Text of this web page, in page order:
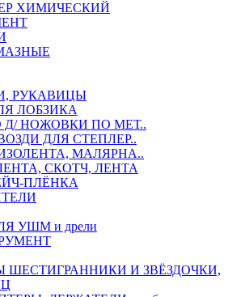
ХИМИЧЕСКИЙ
РУКАВИЦЫ
ЛОБЗИКА
НОЖОВКИ ПО МЕТ..
ДЛЯ СТЕПЛЕР..
МАЛЯРНА..
СКОТЧ, ЛЕНТА
ПЛЁНКА
УШМ и дрели
ШЕСТИГРАННИКИ И ЗВЁЗДОЧКИ,